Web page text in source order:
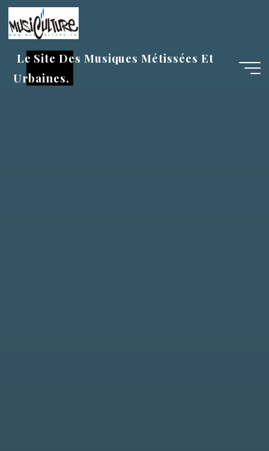
Aller
au
contenu
Le Site Des Musiques Métissées Et
Urbaines.